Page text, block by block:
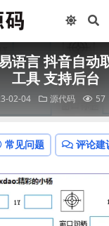
语言 抖音自动
工具 支持后台
02-04 源代码 57
常见问题 评论建